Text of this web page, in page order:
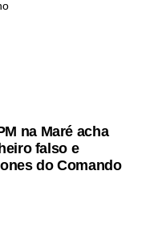
na Maré acha
falso e
do Comando